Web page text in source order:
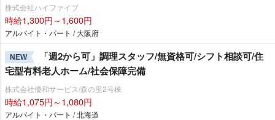
株式会社ハイファイブ
時給1,300円～1,600円
アルバイト・パート / 大阪府
NEW
「週2から可」調理スタッフ/無資格可/シフト相談可/住
宅型有料老人ホーム/社会保障完備
株式会社優和サービス/森の里2号棟
時給1,075円～1,080円
アルバイト・パート / 北海道